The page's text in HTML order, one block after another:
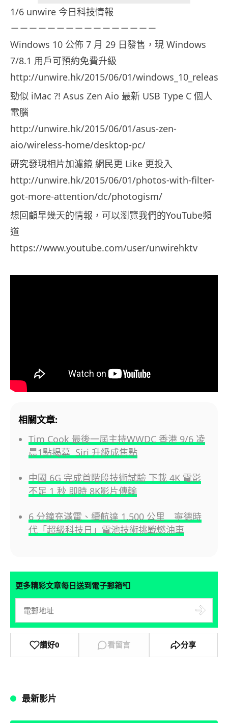
1/6 unwire 今日科技情報
－－－－－－－－－－－－－－－－
Windows 10 公佈 7 月 29 日發售，現 Windows
7/8.1 用戶可預約免費升級
http://unwire.hk/2015/06/01/
勁似 iMac ?! Asus Zen Aio 最新 USB Type C 個人
電腦
http://unwire.hk/2015/06/01/asus-zen-
aio/wireless-home/desktop-pc/
研究發現相片加濾鏡 網民更 Like 更投入
http://unwire.hk/2015/06/01/photos-with-filter-
got-more-attention/dc/photogism/
想回顧早幾天的情報，可以瀏覽我們的YouTube頻
道
https://www.youtube.com/user/unwirehktv
相關文章:
Tim Cook 最後一屆主持WWDC 香港 9/6 凌
晨1點揭幕 Siri 升級成焦點
中國 6G 完成首階段技術試驗 下載 4K 電影
不足 1 秒 即時 8K影片傳輸
6 分鐘充滿電、續航達 1,500 公里 寧德時
代「超級科技日」電池技術挑戰燃油車
更多精彩文章每日送到電子郵箱📮
讚好0 看留言 分享
最新影片